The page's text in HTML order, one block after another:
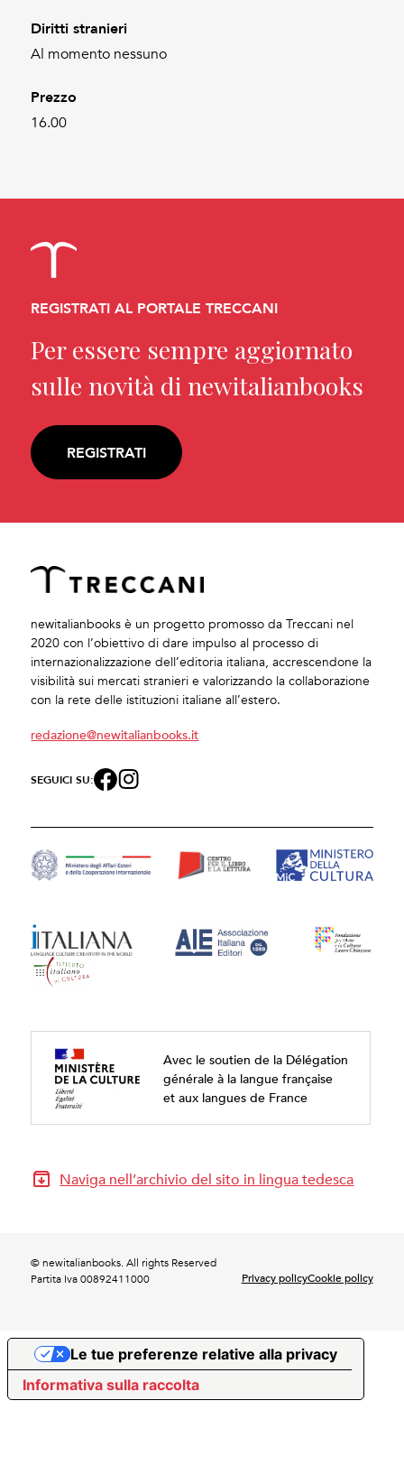
Diritti stranieri
Al momento nessuno
Prezzo
16.00
REGISTRATI AL PORTALE TRECCANI
Per essere sempre aggiornato
sulle novità di newitalianbooks
REGISTRATI
newitalianbooks è un progetto promosso da Treccani nel
2020 con l’obiettivo di dare impulso al processo di
internazionalizzazione dell’editoria italiana, accrescendone la
visibilità sui mercati stranieri e valorizzando la collaborazione
con la rete delle istituzioni italiane all’estero.
redazione@newitalianbooks.it
SEGUICI SU:
Avec le soutien de la Délégation
générale à la langue française
et aux langues de France
Naviga nell’archivio del sito in lingua tedesca
© newitalianbooks. All rights Reserved
Partita Iva 00892411000
Privacy policyCookie policy
Informativa sulla raccolta
Le tue preferenze relative alla privacy